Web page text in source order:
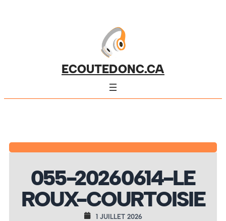
ECOUTEDONC.CA
055-20260614-LE
ROUX-COURTOISIE
1 JUILLET 2026